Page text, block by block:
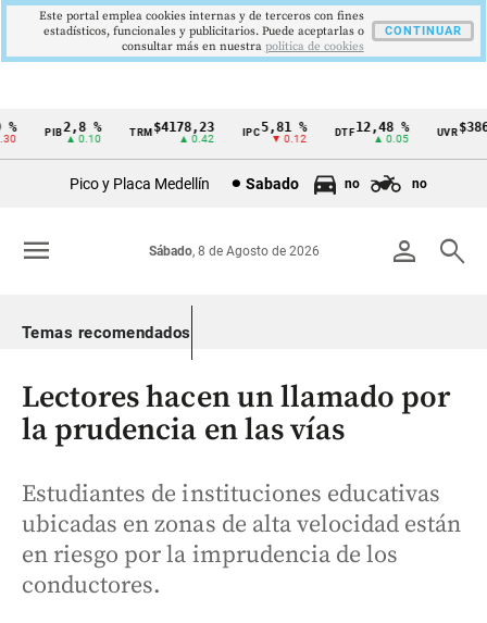
Cintillo
Colombia
PIB2,8 %
▲ 0.10
TRM$4178,23
▲ 0.42
5,81 %
▼ 0.12
DTF12,48 %
▲ 0.05
UVR
Pico y Placa Medellín Sabado no no
person search
Sábado, 8 de Agosto de 2026
menu
Temas recomendados
Lectores hacen un llamado por
la prudencia en las vías
Estudiantes de instituciones educativas
ubicadas en zonas de alta velocidad están
en riesgo por la imprudencia de los
conductores.
Este portal emplea cookies internas y de terceros con fines
estadísticos, funcionales y publicitarios. Puede aceptarlas o
consultar más en nuestra politica de cookies
CONTINUAR